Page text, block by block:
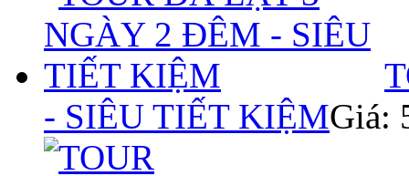
- SIÊU TIẾT KIỆMGiá: